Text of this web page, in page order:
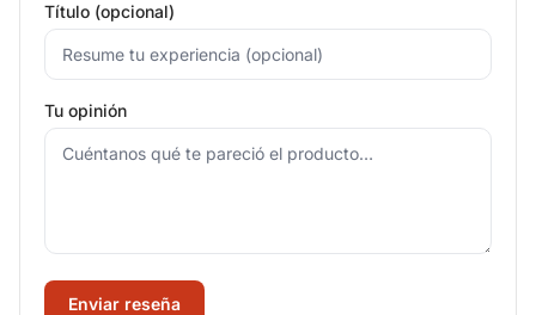
Título (opcional)
Tu opinión
Enviar reseña